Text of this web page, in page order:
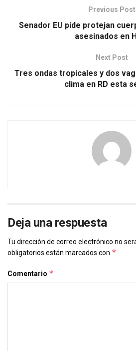
Previous Post
Senador EU pide protejan
asesinados en
Next Post
Tres ondas tropicales y dos
clima en RD esta
Deja una respuesta
Tu dirección de correo electrónico no
obligatorios están marcados con *
Comentario *